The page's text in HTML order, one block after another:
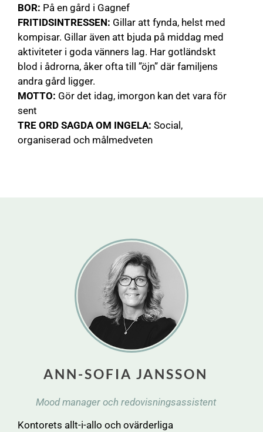
BOR: På en gård i Gagnef
FRITIDSINTRESSEN: Gillar att fynda, helst med
kompisar. Gillar även att bjuda på middag med
aktiviteter i goda vänners lag. Har gotländskt
blod i ådrorna, åker ofta till ”öjn” där familjens
andra gård ligger.
MOTTO: Gör det idag, imorgon kan det vara för
sent
TRE ORD SAGDA OM INGELA: Social,
organiserad och målmedveten
ANN-SOFIA JANSSON
Mood manager och redovisningsassistent
Kontorets allt-i-allo och ovärderliga